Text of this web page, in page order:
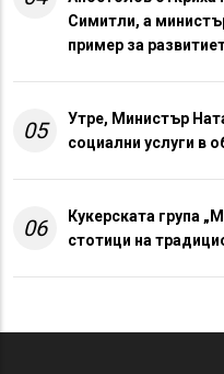
Симитли, а
пример за
05
Утре, Министър
социални услуги в
06
Кукерската група
стотици на